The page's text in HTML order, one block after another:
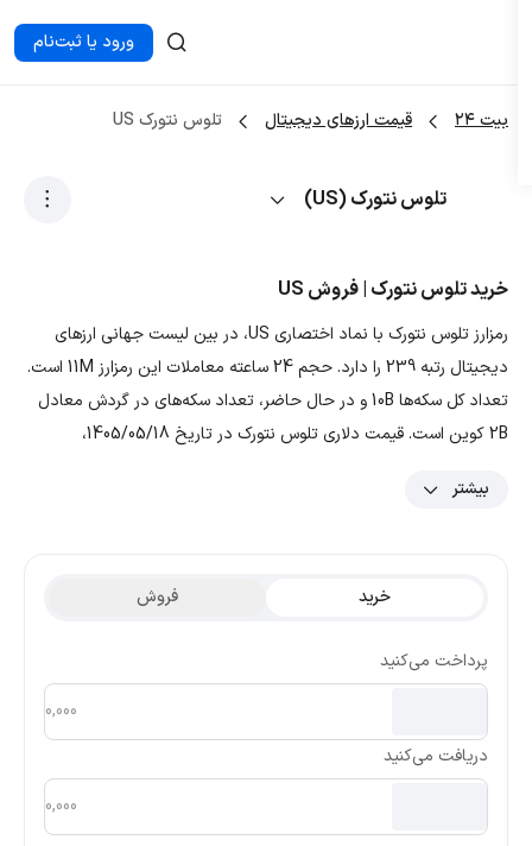
ورود یا ثبت‌نام
بیت ۲۴ قیمت ارزهای دیجیتال تلوس نتورک US
تلوس نتورک (US)
خرید تلوس نتورک | فروش US
رمزارز تلوس نتورک با نماد اختصاری US، در بین لیست جهانی ارزهای
دیجیتال رتبه 239 را دارد. حجم 24 ساعته معاملات این رمزارز 11M است.
تعداد کل سکه‌ها 10B و در حال حاضر، تعداد سکه‌های در گردش معادل
2B کوین است. قیمت دلاری تلوس نتورک در تاریخ 1405/05/18،
است. با توجه به نمودار و داده‌های رمزارز تلوس نتورک، بیشترین قیمت
بیشتر
خرید فروش
پرداخت می‌کنید
دریافت می‌کنید